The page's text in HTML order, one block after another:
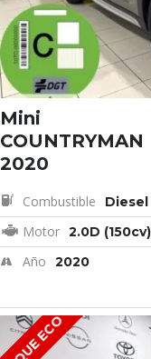
Mini
COUNTRYMAN
2020
Combustible Diesel
Motor 2.0D (150cv)
Año 2020